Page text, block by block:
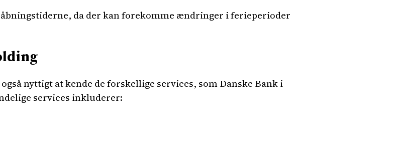
da der kan forekomme ændringer i ferieperioder
nyttigt at kende de forskellige services, som Danske Bank i
services inkluderer: